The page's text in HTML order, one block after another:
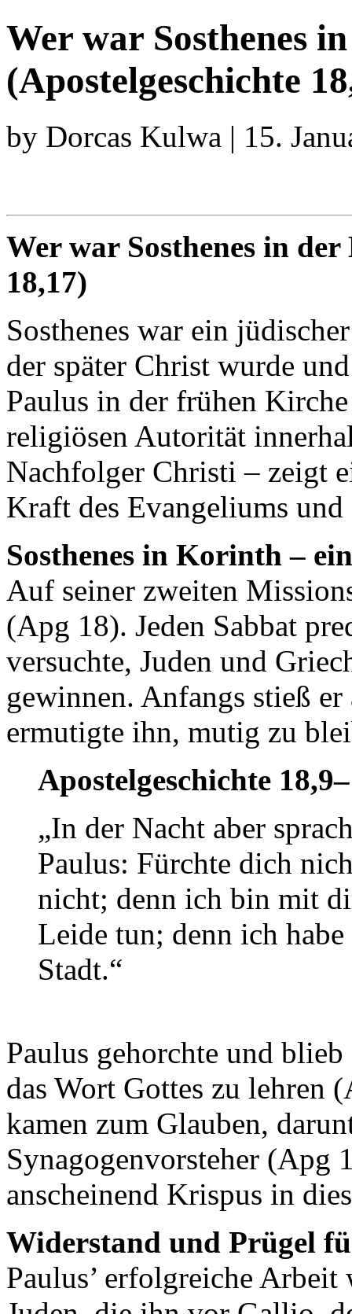
Wer war Sosthenes
(Apostelgeschichte
by Dorcas Kulwa | 15.
Wer war Sosthenes in
18,17)
Sosthenes war ein
der später Christ wurde
Paulus in der frühen
religiösen Autorität
Nachfolger Christi – zeigt
Kraft des Evangeliums und
Sosthenes in Korinth –
Auf seiner zweiten
(Apg 18). Jeden Sabbat
versuchte, Juden und
gewinnen. Anfangs stieß
ermutigte ihn, mutig zu
Apostelgeschichte
„In der Nacht aber
Paulus: Fürchte dich
nicht; denn ich bin mit
Leide tun; denn ich
Stadt.“
Paulus gehorchte und
das Wort Gottes zu lehren
kamen zum Glauben,
Synagogenvorsteher (Apg
anscheinend Krispus in
Widerstand und Prügel
Paulus’ erfolgreiche